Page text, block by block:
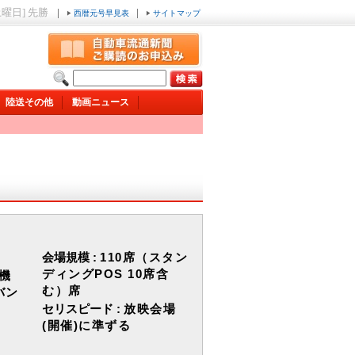
日] 先勝 西暦元号早見表 サイトマップ
陸送その他 動画ニュース
ン
会場規模 : 110席（スタン
ディングPOS 10席含
む）席
セリスピード : 放映会場
(開催)に準ずる